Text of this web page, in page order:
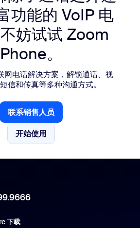
功能的 VoIP 电
妨试试 Zoom
Phone。
网电话解决方案，解锁通话、视
信和传真等多种沟通方式。
联系销售人员
联系销售人员
开始使用
开始使用
下载